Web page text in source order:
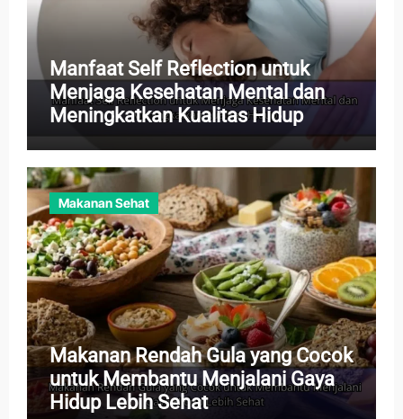
Manfaat Self Reflection untuk
Menjaga Kesehatan Mental dan
Meningkatkan Kualitas Hidup
Makanan Sehat
Makanan Rendah Gula yang Cocok
untuk Membantu Menjalani Gaya
Hidup Lebih Sehat